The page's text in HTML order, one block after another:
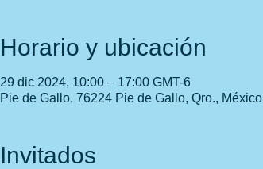
Horario y ubicación
29 dic 2024, 10:00 – 17:00 GMT-6
Pie de Gallo, 76224 Pie de Gallo, Qro., México
Invitados